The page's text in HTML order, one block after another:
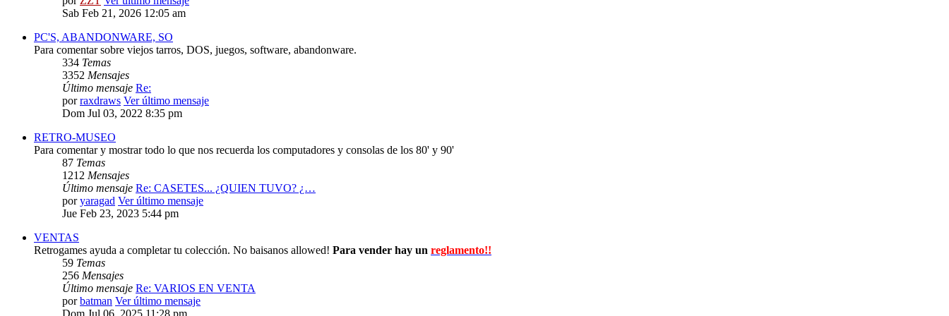
Sab Feb 21, 2026 12:05 am
PC'S, ABANDONWARE, SO
Para comentar sobre viejos tarros, DOS, juegos, software, abandonware.
334 Temas
3352 Mensajes
Último mensaje Re:
porraxdraws Ver último mensaje
Dom Jul 03, 2022 8:35 pm
RETRO-MUSEO
Para comentar y mostrar todo lo que nos recuerda los computadores y consolas de los 80' y 90'
87 Temas
1212 Mensajes
Último mensaje Re: CASETES... ¿QUIEN TUVO? ¿…
poryaragad Ver último mensaje
Jue Feb 23, 2023 5:44 pm
VENTAS
Retrogames ayuda a completar tu colección. No baisanos allowed! Para vender hay un reglamento!!
59 Temas
256 Mensajes
Último mensaje Re: VARIOS EN VENTA
porbatman Ver último mensaje